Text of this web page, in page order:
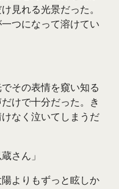
見れる光景だった。
つになって溶けてい
その表情を窺い知る
けで十分だった。き
なく泣いてしまうだ
さん」
よりもずっと眩しか